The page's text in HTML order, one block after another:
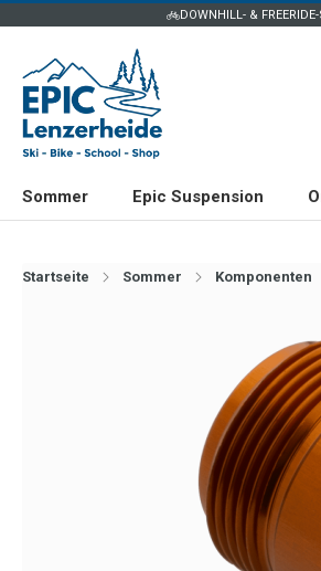
DOWNHILL- &
Sommer Epic Suspension
Startseite Sommer Komponenten